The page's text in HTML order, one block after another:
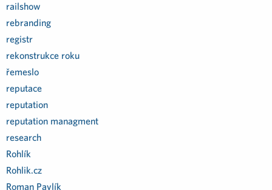
railshow
rebranding
registr
rekonstrukce roku
řemeslo
reputace
reputation
reputation managment
research
Rohlík
Rohlik.cz
Roman Pavlík